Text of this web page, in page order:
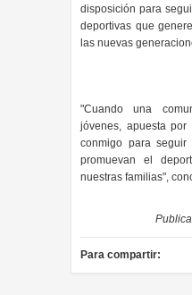
disposición para
deportivas que
las nuevas
"Cuando una
jóvenes, apuesta por
conmigo para seguir
promuevan el
nuestras familias",
Para compartir: